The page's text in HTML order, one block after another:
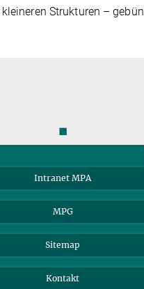
Strukturen –
◼
Intranet MPA
MPG
Sitemap
Kontakt